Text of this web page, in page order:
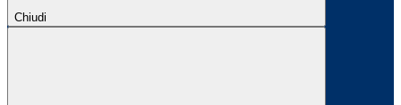
Chiudi